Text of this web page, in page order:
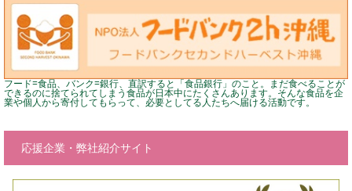
フード=食品、バンク=銀行、直訳すると「食品銀行」のこと。まだ食べることが
できるのに捨てられてしまう食品が日本中にたくさんあります。そんな食品を企
業や個人から寄付してもらって、必要としてる人たちへ届ける活動です。
応援企業・弊社紹介サイト